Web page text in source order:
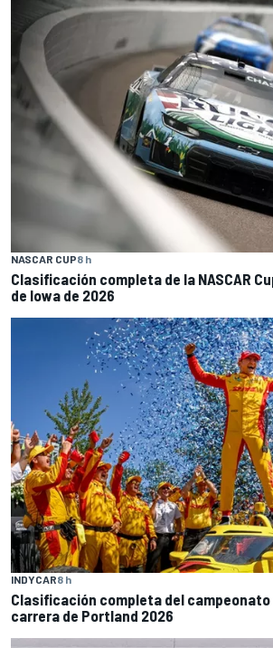
NASCAR CUP8 h
Clasificación completa de la NASCAR
de Iowa de 2026
INDYCAR8 h
Clasificación completa del campeonato
carrera de Portland 2026